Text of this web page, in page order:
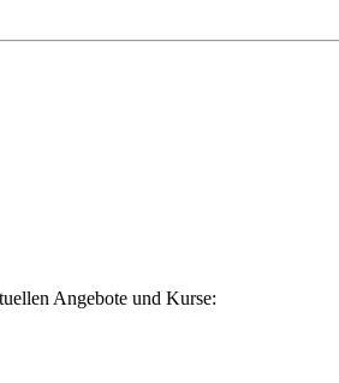
Angebote und Kurse: